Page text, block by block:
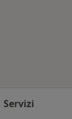
Servizi